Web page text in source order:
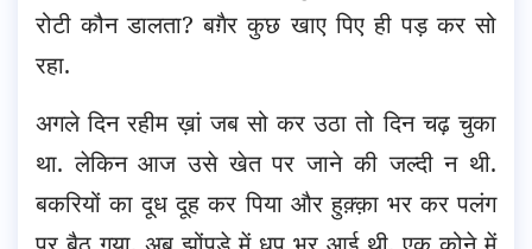
रोटी कौन डालता? बग़ैर कुछ खाए पिए ही पड़ कर सो
रहा.
अगले दिन रहीम ख़ां जब सो कर उठा तो दिन चढ़ चुका
था. लेकिन आज उसे खेत पर जाने की जल्दी न थी.
बकरियों का दूध दूह कर पिया और हुक़्क़ा भर कर पलंग